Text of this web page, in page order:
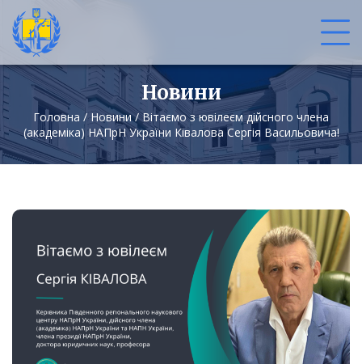
Новини
Головна / Новини/Вітаємо з ювілеєм дійсного члена
(академіка) НАПрН України Ківалова Сергія Васильовича!